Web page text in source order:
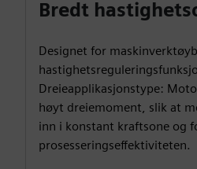
Bredt
Designet for
Dreieapplikasjonstype:
høyt dreiemoment, slik at
inn i konstant kraftsone og
prosesseringseffektiviteten.